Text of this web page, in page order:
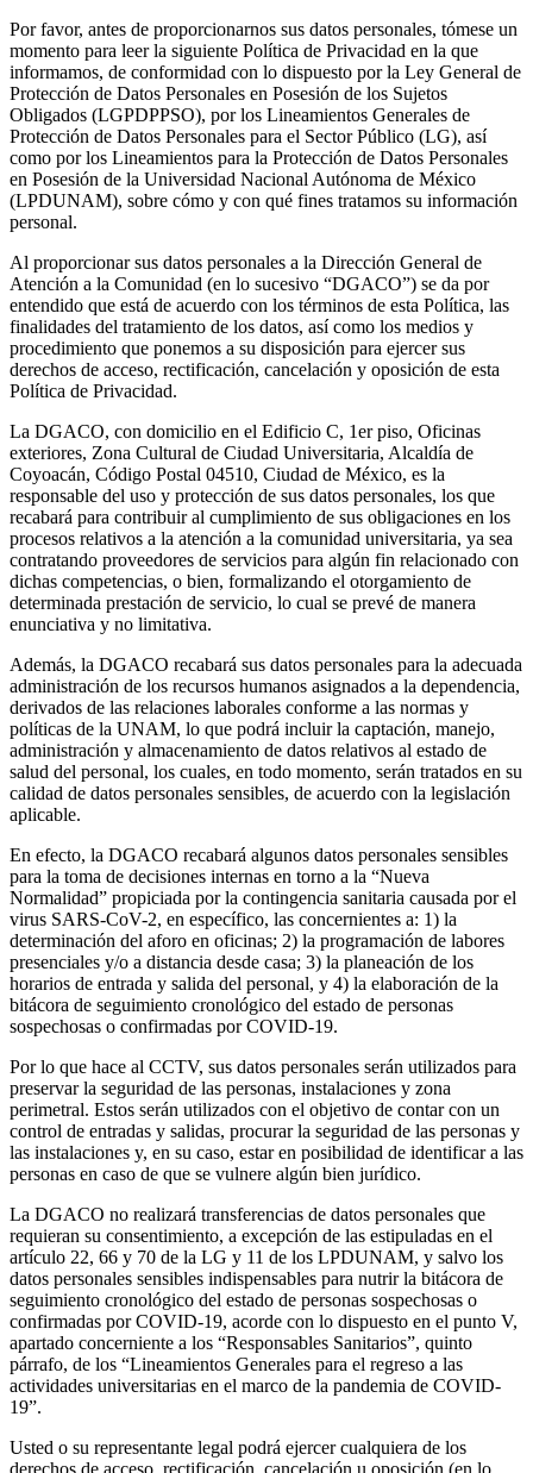
Por favor, antes de proporcionarnos sus datos personales, tómese un
momento para leer la siguiente Política de Privacidad en la que
informamos, de conformidad con lo dispuesto por la Ley General de
Protección de Datos Personales en Posesión de los Sujetos
Obligados (LGPDPPSO), por los Lineamientos Generales de
Protección de Datos Personales para el Sector Público (LG), así
como por los Lineamientos para la Protección de Datos Personales
en Posesión de la Universidad Nacional Autónoma de México
(LPDUNAM), sobre cómo y con qué fines tratamos su información
personal.
Al proporcionar sus datos personales a la Dirección General de
Atención a la Comunidad (en lo sucesivo “DGACO”) se da por
entendido que está de acuerdo con los términos de esta Política, las
finalidades del tratamiento de los datos, así como los medios y
procedimiento que ponemos a su disposición para ejercer sus
derechos de acceso, rectificación, cancelación y oposición de esta
Política de Privacidad.
La DGACO, con domicilio en el Edificio C, 1er piso, Oficinas
exteriores, Zona Cultural de Ciudad Universitaria, Alcaldía de
Coyoacán, Código Postal 04510, Ciudad de México, es la
responsable del uso y protección de sus datos personales, los que
recabará para contribuir al cumplimiento de sus obligaciones en los
procesos relativos a la atención a la comunidad universitaria, ya sea
contratando proveedores de servicios para algún fin relacionado con
dichas competencias, o bien, formalizando el otorgamiento de
determinada prestación de servicio, lo cual se prevé de manera
enunciativa y no limitativa.
Además, la DGACO recabará sus datos personales para la adecuada
administración de los recursos humanos asignados a la dependencia,
derivados de las relaciones laborales conforme a las normas y
políticas de la UNAM, lo que podrá incluir la captación, manejo,
administración y almacenamiento de datos relativos al estado de
salud del personal, los cuales, en todo momento, serán tratados en su
calidad de datos personales sensibles, de acuerdo con la legislación
aplicable.
En efecto, la DGACO recabará algunos datos personales sensibles
para la toma de decisiones internas en torno a la “Nueva
Normalidad” propiciada por la contingencia sanitaria causada por el
virus SARS-CoV-2, en específico, las concernientes a: 1) la
determinación del aforo en oficinas; 2) la programación de labores
presenciales y/o a distancia desde casa; 3) la planeación de los
horarios de entrada y salida del personal, y 4) la elaboración de la
bitácora de seguimiento cronológico del estado de personas
sospechosas o confirmadas por COVID-19.
Por lo que hace al CCTV, sus datos personales serán utilizados para
preservar la seguridad de las personas, instalaciones y zona
perimetral. Estos serán utilizados con el objetivo de contar con un
control de entradas y salidas, procurar la seguridad de las personas y
las instalaciones y, en su caso, estar en posibilidad de identificar a las
personas en caso de que se vulnere algún bien jurídico.
La DGACO no realizará transferencias de datos personales que
requieran su consentimiento, a excepción de las estipuladas en el
artículo 22, 66 y 70 de la LG y 11 de los LPDUNAM, y salvo los
datos personales sensibles indispensables para nutrir la bitácora de
seguimiento cronológico del estado de personas sospechosas o
confirmadas por COVID-19, acorde con lo dispuesto en el punto V,
apartado concerniente a los “Responsables Sanitarios”, quinto
párrafo, de los “Lineamientos Generales para el regreso a las
actividades universitarias en el marco de la pandemia de COVID-
19”.
Usted o su representante legal podrá ejercer cualquiera de los